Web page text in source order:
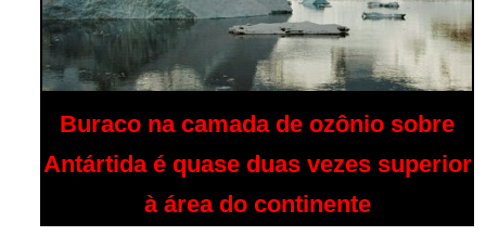
Buraco na camada de ozônio sobre
Antártida é quase duas vezes superior
à área do continente